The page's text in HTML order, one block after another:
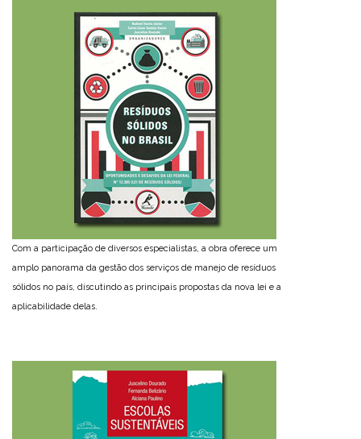
Com a participação de diversos especialistas, a obra oferece um
amplo panorama da gestão dos serviços de manejo de resíduos
sólidos no país, discutindo as principais propostas da nova lei e a
aplicabilidade delas.